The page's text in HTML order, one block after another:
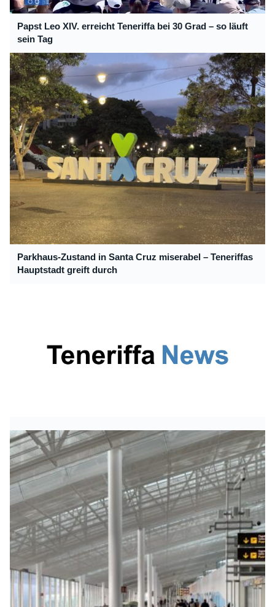
Papst Leo XIV. erreicht Teneriffa bei 30 Grad – so läuft
sein Tag
Parkhaus-Zustand in Santa Cruz miserabel – Teneriffas
Hauptstadt greift durch